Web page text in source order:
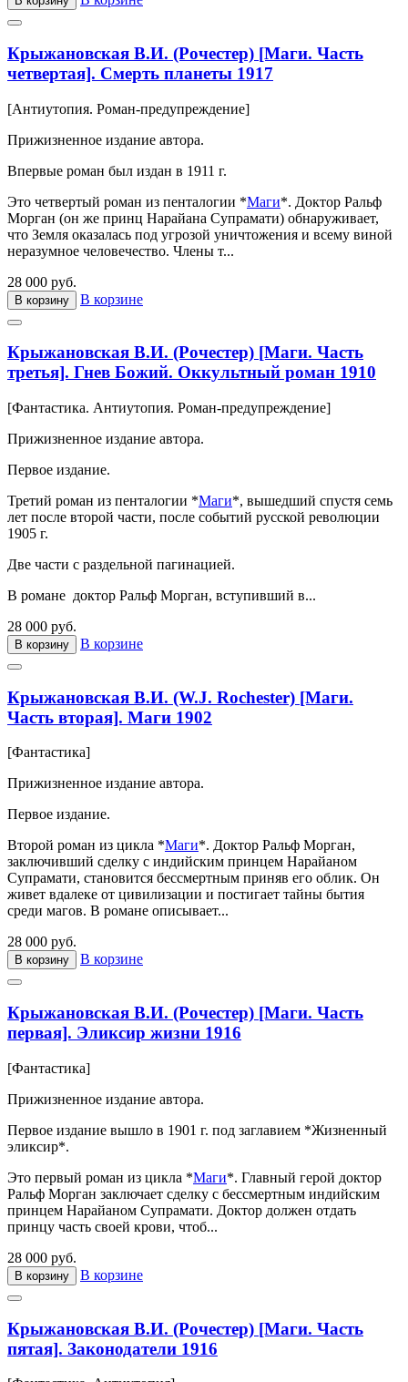
Крыжановская В.И. (Рочестер) [Маги. Часть
четвертая]. Смерть планеты 1917
[Антиутопия. Роман-предупреждение]
Прижизненное издание автора.
Впервые роман был издан в 1911 г.
Это четвертый роман из пенталогии *Маги*. Доктор Ральф
Морган (он же принц Нарайана Супрамати) обнаруживает,
что Земля оказалась под угрозой уничтожения и всему виной
неразумное человечество. Члены т...
28 000 руб.
В корзину В корзине
Крыжановская В.И. (Рочестер) [Маги. Часть
третья]. Гнев Божий. Оккультный роман 1910
[Фантастика. Антиутопия. Роман-предупреждение]
Прижизненное издание автора.
Первое издание.
Третий роман из пенталогии *Маги*, вышедший спустя семь
лет после второй части, после событий русской революции
1905 г.
Две части с раздельной пагинацией.
В романе доктор Ральф Морган, вступивший в...
28 000 руб.
В корзину В корзине
Крыжановская В.И. (W.J. Rochester) [Маги.
Часть вторая]. Маги 1902
[Фантастика]
Прижизненное издание автора.
Первое издание.
Второй роман из цикла *Маги*. Доктор Ральф Морган,
заключивший сделку с индийским принцем Нарайаном
Супрамати, становится бессмертным приняв его облик. Он
живет вдалеке от цивилизации и постигает тайны бытия
среди магов. В романе описывает...
28 000 руб.
В корзину В корзине
Крыжановская В.И. (Рочестер) [Маги. Часть
первая]. Эликсир жизни 1916
[Фантастика]
Прижизненное издание автора.
Первое издание вышло в 1901 г. под заглавием *Жизненный
эликсир*.
Это первый роман из цикла *Маги*. Главный герой доктор
Ральф Морган заключает сделку с бессмертным индийским
принцем Нарайаном Супрамати. Доктор должен отдать
принцу часть своей крови, чтоб...
28 000 руб.
В корзину В корзине
Крыжановская В.И. (Рочестер) [Маги. Часть
пятая]. Законодатели 1916